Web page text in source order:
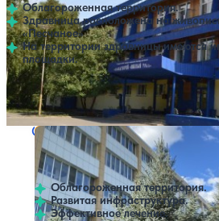
Облагороженная территория.
Здравница расположена на
«Песчаное»
На территории здравницы имеются
площадки.
Профилей лечения: 8
Санаторий Озон
4.323 отзыва
Оренбург
Облагороженная территория.
Развитая инфраструктура.
Эффективное лечение.
Нет цен или свободных
Выбрать другой